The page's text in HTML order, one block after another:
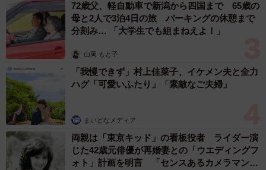
その後、2人ともそれぞれ何か頑張ってみようと決意を新た
にするのでした。
読者からは、「三日坊主のくだりがすごく素敵」「前向き
な気持ちになれた！」などポジティブな声が挙がっていま
す。そこで、作者の鮎さんに話を聞きました。
72歳父、軽自動車で新潟から四国まで 65歳の
母と2人で3泊4日の旅 パーキングの休憩まで
分刻み… 「大学生でも組まねえよ！」
山岡 もと子
「我慢できず」村上佳菜子、イケメン夫と全力
ハグ「可愛いふたり」「素敵なご夫婦」
まいどなメディア
両親は「東京キッド」の看板役者 ライダー演
じた42歳元俳優が再婚妻との「ウエディングフ
ォト」計画を明言 「センスあるカメラマン求